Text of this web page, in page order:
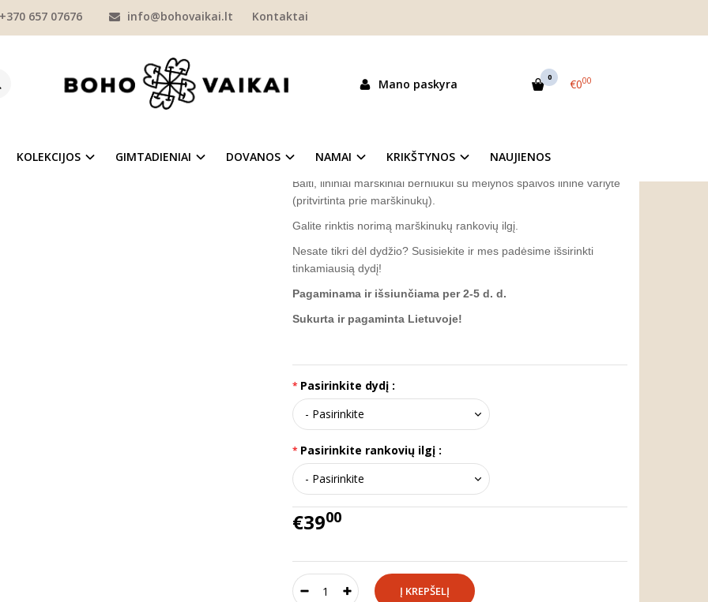
657 07676 info@bohovaikai.lt Kontaktai
Mano paskyra 0 €000
KOLEKCIJOS GIMTADIENIAI DOVANOS NAMAI KRIKŠTYNOS NAUJIENOS
MARŠKINIAI BERNIUKUI SU VARLYTE "BERNARDAS"
Balti, lininiai marškiniai berniukui su mėlynos spalvos linine varlyte
(pritvirtinta prie marškinukų).
Galite rinktis norimą marškinukų rankovių ilgį.
Nesate tikri dėl dydžio? Susisiekite ir mes padėsime išsirinkti
tinkamiausią dydį!
Pagaminama ir išsiunčiama per 2-5 d. d.
Sukurta ir pagaminta Lietuvoje!
Pasirinkite dydį :
Pasirinkite rankovių ilgį :
€3900